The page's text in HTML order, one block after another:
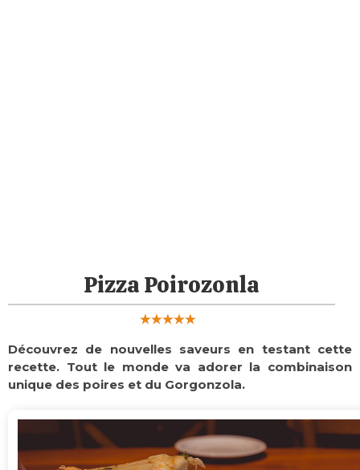
Pizza Poirozonla
Découvrez de nouvelles saveurs en testant cette
recette. Tout le monde va adorer la combinaison
unique des poires et du Gorgonzola.